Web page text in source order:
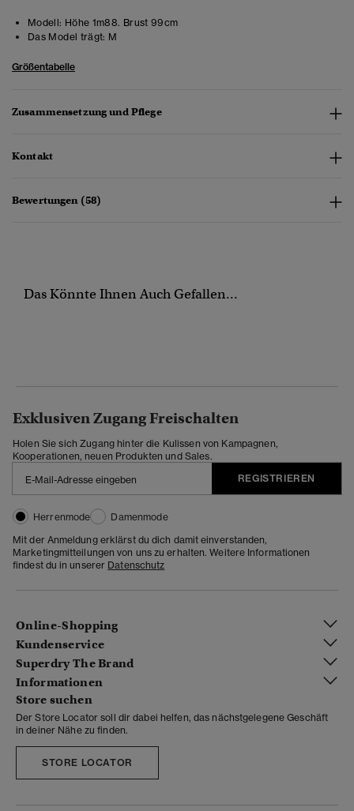
Modell: Höhe 1m88. Brust 99cm
Das Model trägt: M
Größentabelle
Zusammensetzung und Pflege
Kontakt
Bewertungen (58)
Das Könnte Ihnen Auch Gefallen...
Exklusiven Zugang Freischalten
Holen Sie sich Zugang hinter die Kulissen von Kampagnen,
Kooperationen, neuen Produkten und Sales.
REGISTRIEREN
Herrenmode
Damenmode
Mit der Anmeldung erklärst du dich damit einverstanden,
Marketingmitteilungen von uns zu erhalten. Weitere Informationen
findest du in unserer Datenschutz
Online-Shopping
Kundenservice
Superdry The Brand
Informationen
Store suchen
Der Store Locator soll dir dabei helfen, das nächstgelegene Geschäft
in deiner Nähe zu finden.
STORE LOCATOR